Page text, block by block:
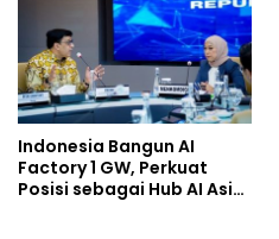
Indonesia Bangun AI
Factory 1 GW, Perkuat
Posisi sebagai Hub AI Asia